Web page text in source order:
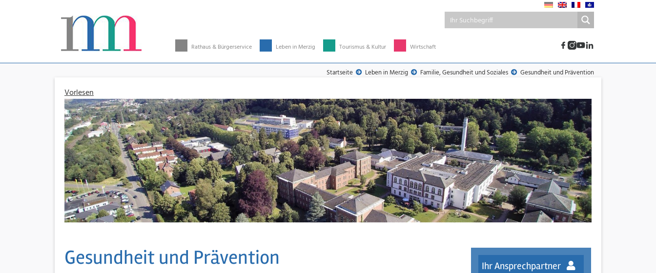
Rathaus & Bürgerservice Leben in Merzig Tourismus & Kultur Wirtschaft
Startseite Leben in Merzig Familie, Gesundheit und Soziales Gesundheit und Prävention
Vorlesen
Gesundheit und Prävention Ihr Ansprechpartner